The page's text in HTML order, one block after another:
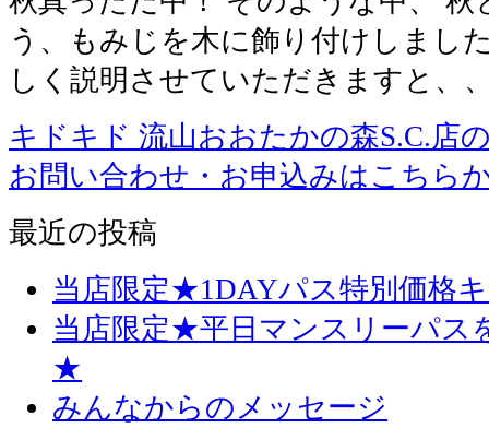
う、もみじを木に飾り付けしまし
しく説明させていただきますと、
キドキド 流山おおたかの森S.C.店
お問い合わせ・お申込みはこちら
最近の投稿
当店限定★1DAYパス特別価格
当店限定★平日マンスリーパス
★
みんなからのメッセージ